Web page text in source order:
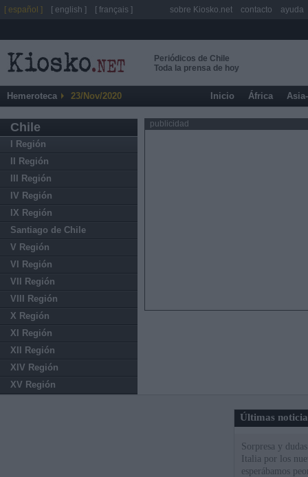
Periódicos de Chile
Toda la prensa de hoy
Hemeroteca 23/Nov/2020 Inicio África
Chile
I Región
II Región
III Región
IV Región
IX Región
Santiago de Chile
V Región
VI Región
VII Región
VIII Región
X Región
XI Región
XII Región
XIV Región
XV Región
publicidad
Últimas
Sorpresa y
Italia por los
esperábamos
[ español ] [ english ] [ français ] sobre Kiosko.net contacto ayuda